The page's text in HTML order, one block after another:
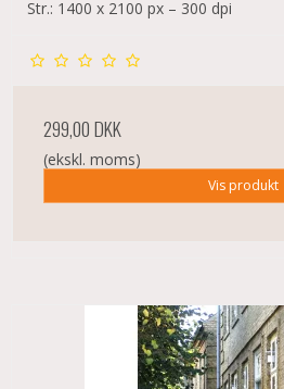
Str.: 1400 x 2100 px – 300 dpi
299,00 DKK
(ekskl. moms)
Vis produkt